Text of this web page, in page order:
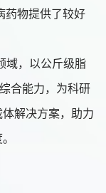
药物提供了较好
域，以公斤级脂
合能力，为科研
解决方案，助力